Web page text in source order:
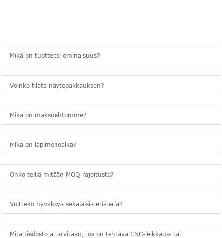
Mikä on tuotteesi ominaisuus?
Voinko tilata näytepakkauksen?
Mikä on maksuehtomme?
Mikä on läpimenoaika?
Onko teillä mitään MOQ-rajoitusta?
Voitteko hyväksyä sekalaisia eriä eriä?
Mitä tiedostoja tarvitaan, jos on tehtävä CNC-leikkaus- tai